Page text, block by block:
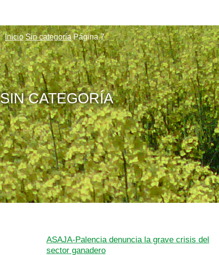
Inicio Sin categoría Página 7
SIN CATEGORÍA
ASAJA-Palencia denuncia la grave crisis del
sector ganadero